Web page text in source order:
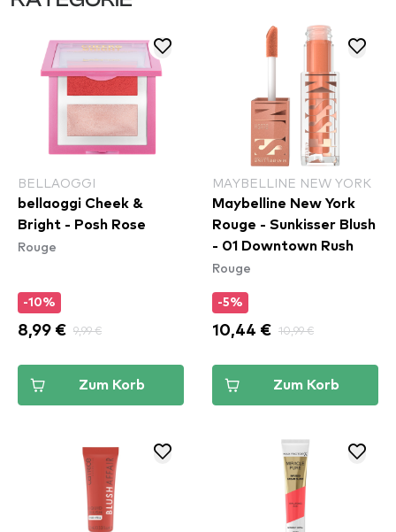
BELLAOGGI
bellaoggi Cheek &
Bright - Posh Rose
Rouge
-10%
8,99 € 9,99 €
Zum Korb
MAYBELLINE NEW YORK
Maybelline New York
Rouge - Sunkisser Blush
- 01 Downtown Rush​
Rouge
-5%
10,44 € 10,99 €
Zum Korb